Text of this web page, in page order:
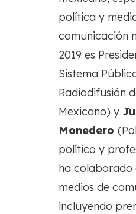
política y
comunicación
2019 es
Sistema
Radiodifusión
Mexicano) y
Monedero
político y
ha colaborado
medios de
incluyendo